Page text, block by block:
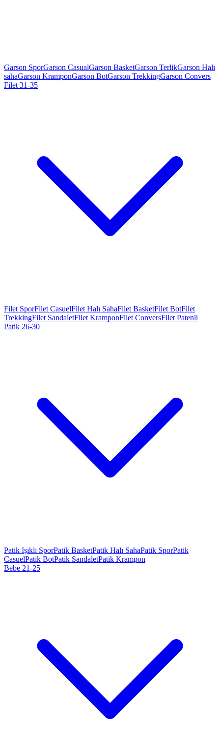
Garson SporGarson CasualGarson BasketGarson TerlikGarson Halı
sahaGarson KramponGarson BotGarson TrekkingGarson Convers
Filet 31-35
Filet SporFilet CasuelFilet Halı SahaFilet BasketFilet BotFilet
TrekkingFilet SandaletFilet KramponFilet ConversFilet Patenli
Patik 26-30
Patik Işıklı SporPatik BasketPatik Halı SahaPatik SporPatik
CasuelPatik BotPatik SandaletPatik Krampon
Bebe 21-25